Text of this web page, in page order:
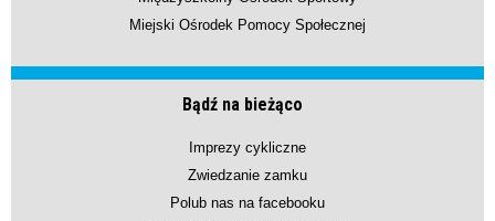
Miejski Ośrodek Pomocy Społecznej
Bądź na bieżąco
Imprezy cykliczne
Zwiedzanie zamku
Polub nas na facebooku